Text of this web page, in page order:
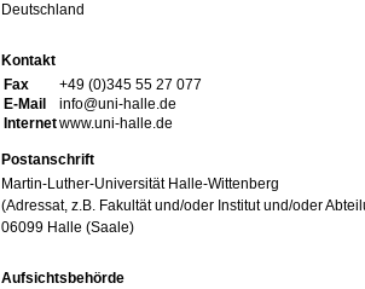
Deutschland
Kontakt
Fax
+49 (0)345 55 27 077
E-Mail
info@uni-halle.de
Internetwww.uni-halle.de
Postanschrift
Martin-Luther-Universität Halle-Wittenberg
(Adressat, z.B. Fakultät und/oder Institut und/oder
06099 Halle (Saale)
Aufsichtsbehörde